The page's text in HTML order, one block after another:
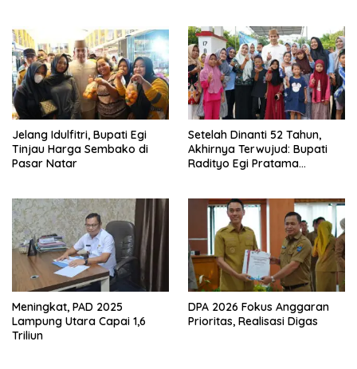
Jelang Idulfitri, Bupati Egi
Tinjau Harga Sembako di
Pasar Natar
Setelah Dinanti 52 Tahun,
Akhirnya Terwujud: Bupati
Radityo Egi Pratama
Meningkat, PAD 2025
Lampung Utara Capai 1,6
Triliun
DPA 2026 Fokus Anggaran
Prioritas, Realisasi Digas